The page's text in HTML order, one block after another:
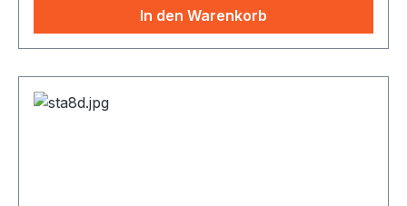
sich diese Instrumente besonders für die
Musikpädagogik und Musiktherapie.
Tonumfang: 5 Oktaven, C3-C7 (c-cis4); 26
lieferbare Töne: c1, cis1, d1, dis1, e1, f1, fis1, g1,
gis1, a1, bb1, h1, c2, cis2, d2, dis2, e2, f2, fis2, g2,
In den Warenkorb